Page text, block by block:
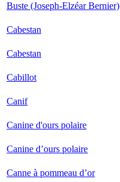
Buste (Joseph-Elzéar Bernier)
Cabestan
Cabestan
Cabillot
Canif
Canine d'ours polaire
Canine d’ours polaire
Canne à pommeau d’or